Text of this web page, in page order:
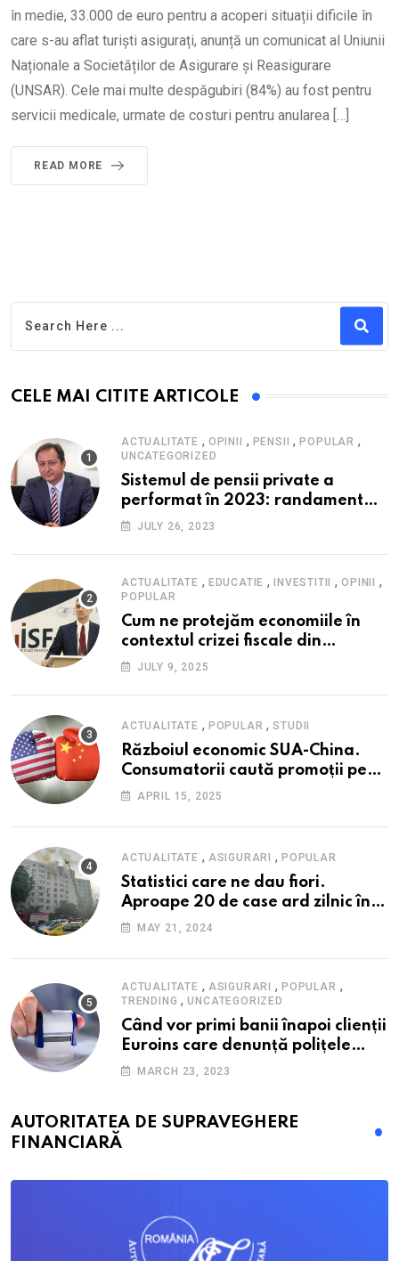
în medie, 33.000 de euro pentru a acoperi situații dificile în
care s-au aflat turiști asigurați, anunță un comunicat al Uniunii
Naționale a Societăților de Asigurare și Reasigurare
(UNSAR). Cele mai multe despăgubiri (84%) au fost pentru
servicii medicale, urmate de costuri pentru anularea […]
READ MORE
CELE MAI CITITE ARTICOLE
ACTUALITATE , OPINII , PENSII ,POPULAR ,
UNCATEGORIZED
Sistemul de pensii private a
performat în 2023: randament
peste inflație, active și plăți la
cadrul ofertei Hidroelectrica,
reziliența la crize
JULY 26, 2023
ACTUALITATE , EDUCATIE , INVESTITII ,OPINII ,
POPULAR
Cum ne protejăm economiile în
contextul crizei fiscale din
România- Valentin Ionescu,
Financiare (ISF)
JULY 9, 2025
ACTUALITATE , POPULAR ,STUDII
Războiul economic SUA-China.
Consumatorii caută promoții pe
fondul scumpirilor, mai ales la
APRIL 15, 2025
ACTUALITATE , ASIGURARI ,POPULAR
Statistici care ne dau fiori.
Aproape 20 de case ard zilnic în
România, iar pagubele au
nici 40 de lei pe lună
MAY 21, 2024
ACTUALITATE , ASIGURARI ,POPULAR ,
TRENDING ,UNCATEGORIZED
Când vor primi banii înapoi clienții
Euroins care denunță polițele
RCA? Toți pașii și toate termenele
MARCH 23, 2023
AUTORITATEA DE SUPRAVEGHERE
FINANCIARĂ